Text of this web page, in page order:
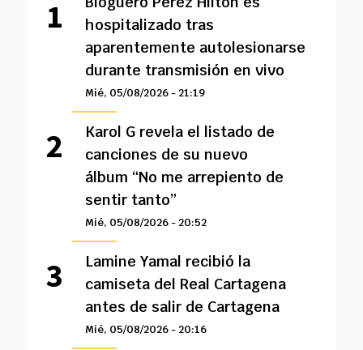
hospitalizado tras
aparentemente autolesionarse
durante transmisión en vivo
Mié, 05/08/2026 - 21:19
Karol G revela el listado de
canciones de su nuevo
álbum “No me arrepiento de
sentir tanto”
Mié, 05/08/2026 - 20:52
Lamine Yamal recibió la
camiseta del Real Cartagena
antes de salir de Cartagena
Mié, 05/08/2026 - 20:16